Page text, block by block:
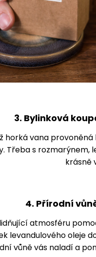
3. Bylinková
horká vana
Třeba s rozmarýnem,
krásně
4. Přírodní
atmosféru
levandulového oleje
vůně vás naladí a